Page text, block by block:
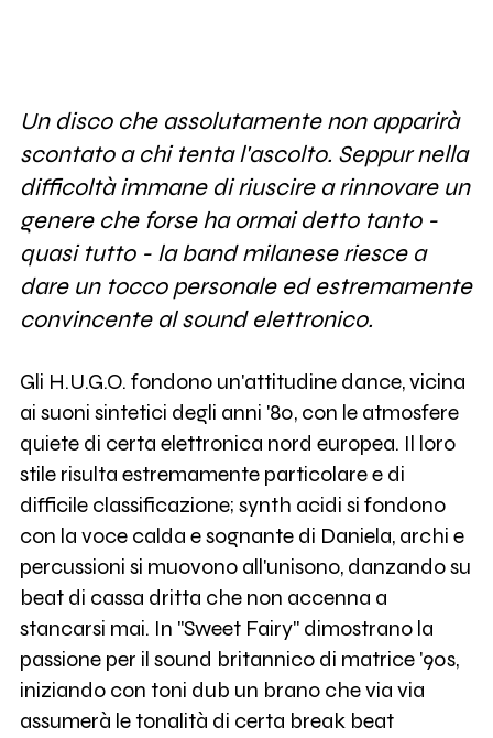
Un disco che assolutamente non apparirà
scontato a chi tenta l'ascolto. Seppur nella
difficoltà immane di riuscire a rinnovare un
genere che forse ha ormai detto tanto -
quasi tutto - la band milanese riesce a
dare un tocco personale ed estremamente
convincente al sound elettronico.
Gli H.U.G.O. fondono un'attitudine dance, vicina
ai suoni sintetici degli anni '80, con le atmosfere
quiete di certa elettronica nord europea. Il loro
stile risulta estremamente particolare e di
difficile classificazione; synth acidi si fondono
con la voce calda e sognante di Daniela, archi e
percussioni si muovono all'unisono, danzando su
beat di cassa dritta che non accenna a
stancarsi mai. In "Sweet Fairy" dimostrano la
passione per il sound britannico di matrice '90s,
iniziando con toni dub un brano che via via
assumerà le tonalità di certa break beat